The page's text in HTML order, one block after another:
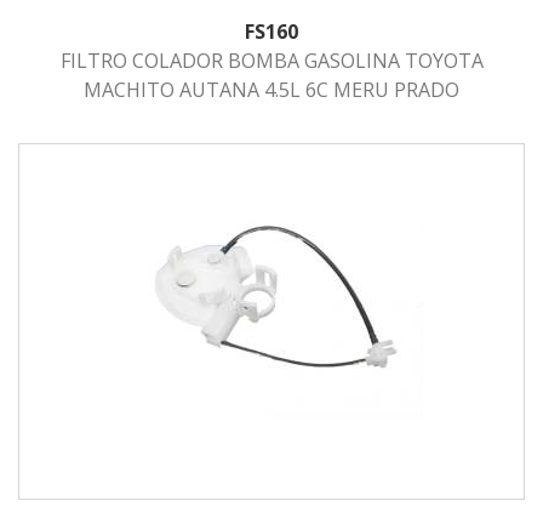
FS160
FILTRO COLADOR BOMBA GASOLINA TOYOTA
MACHITO AUTANA 4.5L 6C MERU PRADO